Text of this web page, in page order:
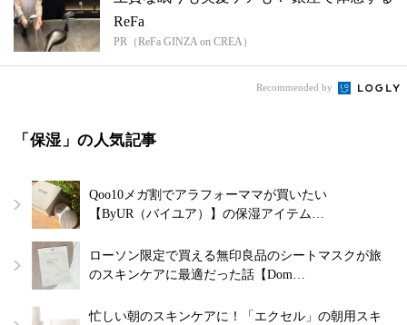
ReFa
PR（ReFa GINZA on CREA）
Recommended by
「保湿」の人気記事
Qoo10メガ割でアラフォーママが買いたい
【ByUR（バイユア）】の保湿アイテム…
ローソン限定で買える無印良品のシートマスクが旅
のスキンケアに最適だった話【Dom…
忙しい朝のスキンケアに！「エクセル」の朝用スキ